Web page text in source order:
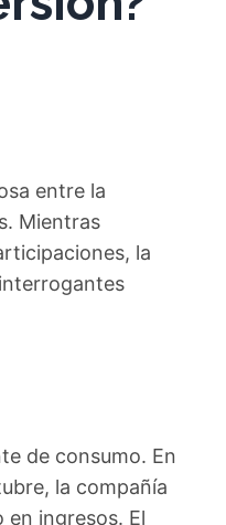
entre la
Mientras
la
de consumo. En
la compañía
ingresos. El